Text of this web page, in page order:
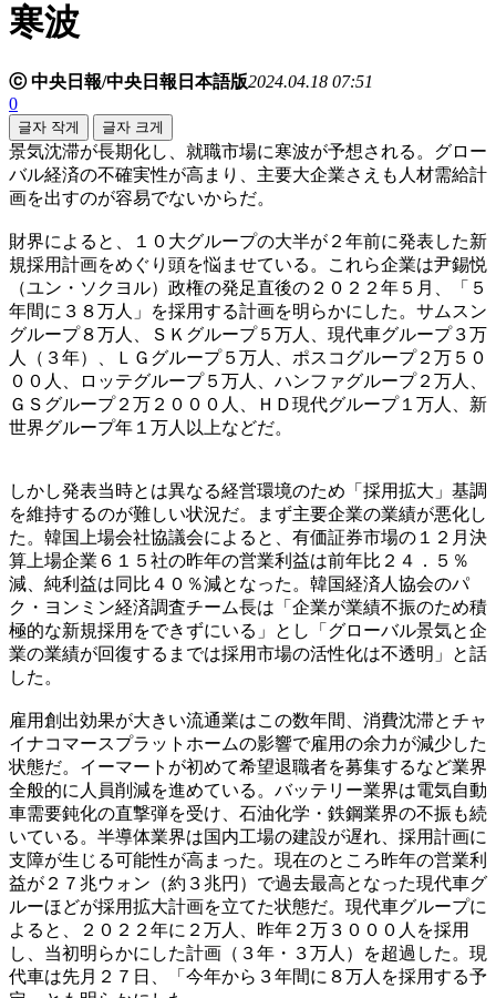
寒波
ⓒ 中央日報/中央日報日本語版2024.04.18 07:51
0
글자 작게 글자 크게
景気沈滞が長期化し、就職市場に寒波が予想される。グロー
バル経済の不確実性が高まり、主要大企業さえも人材需給計
画を出すのが容易でないからだ。
財界によると、１０大グループの大半が２年前に発表した新
規採用計画をめぐり頭を悩ませている。これら企業は尹錫悦
（ユン・ソクヨル）政権の発足直後の２０２２年５月、「５
年間に３８万人」を採用する計画を明らかにした。サムスン
グループ８万人、ＳＫグループ５万人、現代車グループ３万
人（３年）、ＬＧグループ５万人、ポスコグループ２万５０
００人、ロッテグループ５万人、ハンファグループ２万人、
ＧＳグループ２万２０００人、ＨＤ現代グループ１万人、新
世界グループ年１万人以上などだ。
しかし発表当時とは異なる経営環境のため「採用拡大」基調
を維持するのが難しい状況だ。まず主要企業の業績が悪化し
た。韓国上場会社協議会によると、有価証券市場の１２月決
算上場企業６１５社の昨年の営業利益は前年比２４．５％
減、純利益は同比４０％減となった。韓国経済人協会のパ
ク・ヨンミン経済調査チーム長は「企業が業績不振のため積
極的な新規採用をできずにいる」とし「グローバル景気と企
業の業績が回復するまでは採用市場の活性化は不透明」と話
した。
雇用創出効果が大きい流通業はこの数年間、消費沈滞とチャ
イナコマースプラットホームの影響で雇用の余力が減少した
状態だ。イーマートが初めて希望退職者を募集するなど業界
全般的に人員削減を進めている。バッテリー業界は電気自動
車需要鈍化の直撃弾を受け、石油化学・鉄鋼業界の不振も続
いている。半導体業界は国内工場の建設が遅れ、採用計画に
支障が生じる可能性が高まった。現在のところ昨年の営業利
益が２７兆ウォン（約３兆円）で過去最高となった現代車グ
ルーほどが採用拡大計画を立てた状態だ。現代車グループに
よると、２０２２年に２万人、昨年２万３０００人を採用
し、当初明らかにした計画（３年・３万人）を超過した。現
代車は先月２７日、「今年から３年間に８万人を採用する予